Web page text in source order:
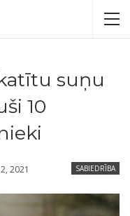
suņu
10
SABIEDRĪBA
2021